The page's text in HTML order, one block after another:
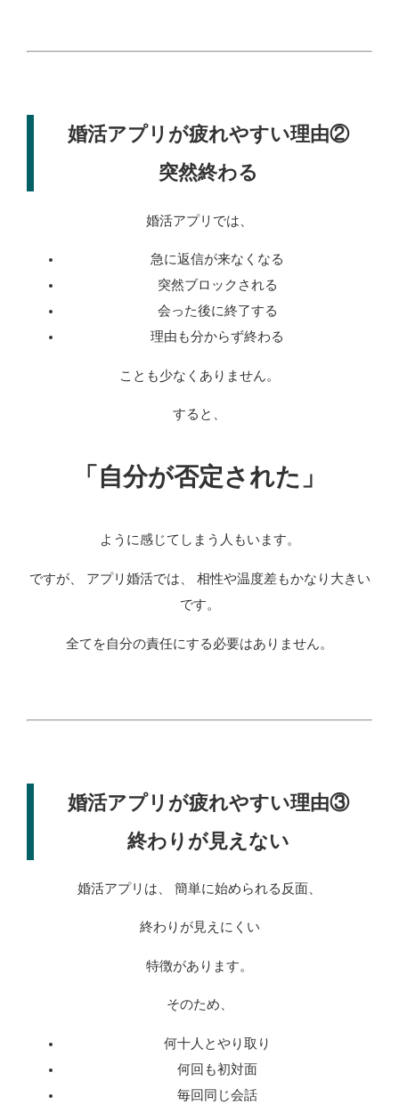
婚活アプリが疲れやすい理由②
突然終わる
婚活アプリでは、
急に返信が来なくなる
突然ブロックされる
会った後に終了する
理由も分からず終わる
ことも少なくありません。
すると、
「自分が否定された」
ように感じてしまう人もいます。
ですが、 アプリ婚活では、 相性や温度差もかなり大きい
です。
全てを自分の責任にする必要はありません。
婚活アプリが疲れやすい理由③
終わりが見えない
婚活アプリは、 簡単に始められる反面、
終わりが見えにくい
特徴があります。
そのため、
何十人とやり取り
何回も初対面
毎回同じ会話